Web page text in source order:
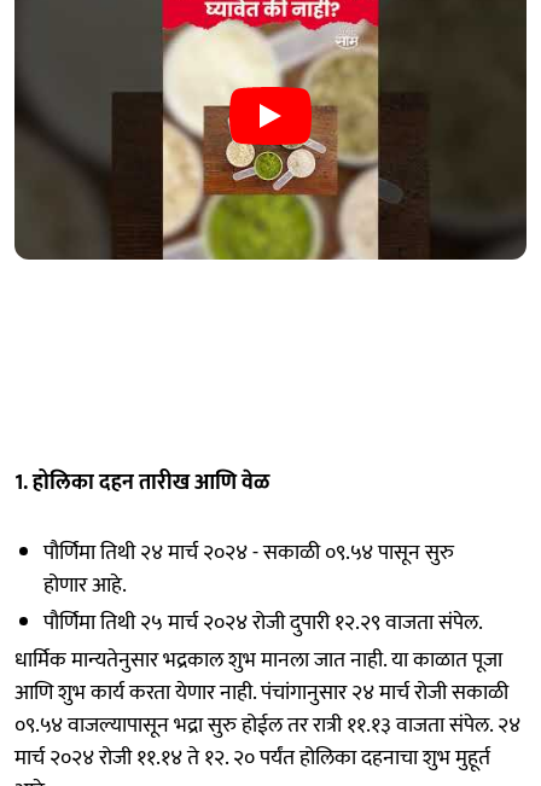
1. होलिका दहन तारीख आणि वेळ
पौर्णिमा तिथी २४ मार्च २०२४ - सकाळी ०९.५४ पासून सुरु
होणार आहे.
पौर्णिमा तिथी २५ मार्च २०२४ रोजी दुपारी १२.२९ वाजता संपेल.
धार्मिक मान्यतेनुसार भद्रकाल शुभ मानला जात नाही. या काळात पूजा
आणि शुभ कार्य करता येणार नाही. पंचांगानुसार २४ मार्च रोजी सकाळी
०९.५४ वाजल्यापासून भद्रा सुरु होईल तर रात्री ११.१३ वाजता संपेल. २४
मार्च २०२४ रोजी ११.१४ ते १२. २० पर्यंत होलिका दहनाचा शुभ मुहूर्त